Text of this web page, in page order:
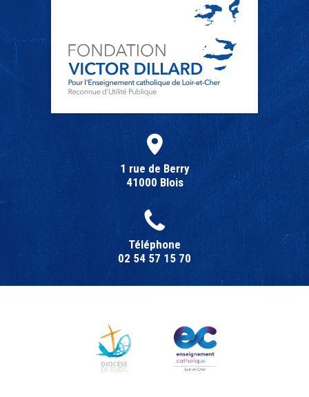
1 rue de Berry
41000 Blois
Téléphone
02 54 57 15 70